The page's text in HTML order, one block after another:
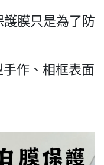
膜只是為了防
作、相框表面